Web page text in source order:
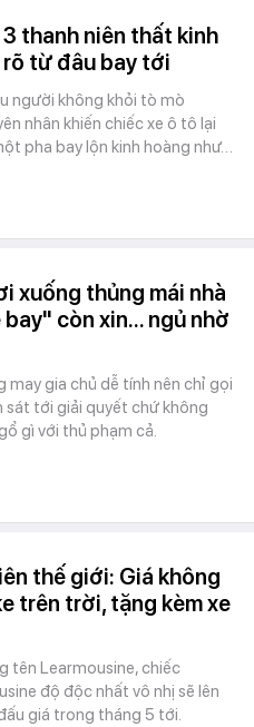
thanh niên thất kinh
từ đâu bay tới
người không khỏi tò mò
nhân khiến chiếc xe ô tô lại
pha bay lộn kinh hoàng như…
xuống thủng mái nhà
còn xin... ngủ nhờ
may gia chủ dễ tính nên chỉ gọi
sát tới giải quyết chứ không
gì với thủ phạm cả.
thế giới: Giá không
trên trời, tặng kèm xe
tên Learmousine, chiếc
độ độc nhất vô nhị sẽ lên
giá trong tháng 5 tới.